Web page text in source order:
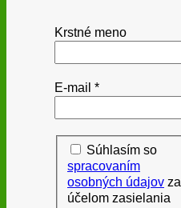
Krstné meno
E-mail *
Súhlasím so
spracovaním
osobných údajov za
účelom zasielania